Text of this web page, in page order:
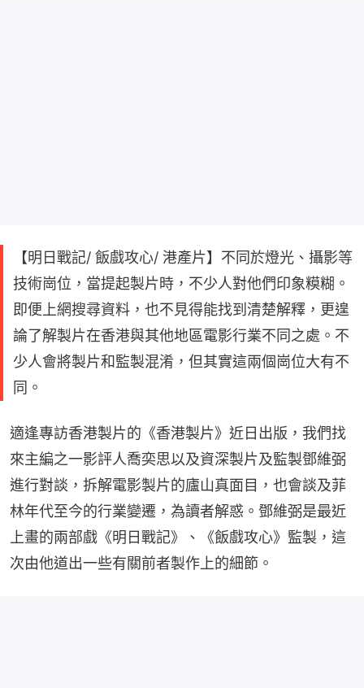
【明日戰記/ 飯戲攻心/ 港產片】不同於燈光、攝影等
技術崗位，當提起製片時，不少人對他們印象糢糊。
即便上網搜尋資料，也不見得能找到清楚解釋，更遑
論了解製片在香港與其他地區電影行業不同之處。不
少人會將製片和監製混淆，但其實這兩個崗位大有不
同。
適逢專訪香港製片的《香港製片》近日出版，我們找
來主編之一影評人喬奕思以及資深製片及監製鄧維弼
進行對談，拆解電影製片的廬山真面目，也會談及菲
林年代至今的行業變遷，為讀者解惑。鄧維弼是最近
上畫的兩部戲《明日戰記》、《飯戲攻心》監製，這
次由他道出一些有關前者製作上的細節。